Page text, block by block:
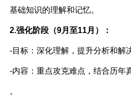
基础知识的理解和记忆。
2.强化阶段（9月至11月）：
-目标：深化理解，提升分析和解
-内容：重点攻克难点，结合历年
。